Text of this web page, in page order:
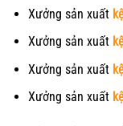
Xưởng sản xuất
Xưởng sản xuất
Xưởng sản xuất
Xưởng sản xuất